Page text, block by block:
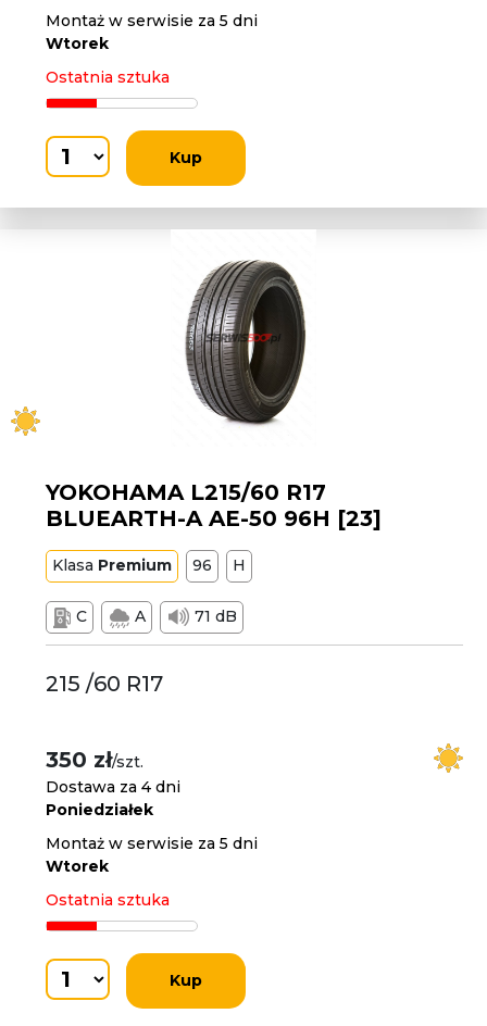
Montaż w serwisie za 5 dni
Wtorek
Ostatnia sztuka
Kup
YOKOHAMA L215/60 R17
BLUEARTH-A AE-50 96H [23]
Klasa Premium 96 H
C A 71 dB
215 /60 R17
350 zł/szt.
Dostawa za 4 dni
Poniedziałek
Montaż w serwisie za 5 dni
Wtorek
Ostatnia sztuka
Kup